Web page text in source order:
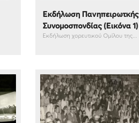
Εκδήλωση Πανηπειρωτκής
Συνομοσπονδίας (Εικόνα 1)
Εκδήλωση χορευτικού Ομίλου της...